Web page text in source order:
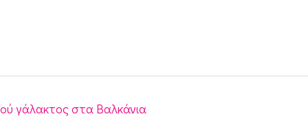
γάλακτος στα Βαλκάνια